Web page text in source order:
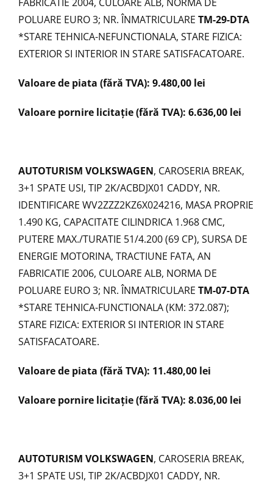
POLUARE EURO 3; NR. ÎNMATRICULARE TM-29-DTA
*STARE TEHNICA-NEFUNCTIONALA, STARE FIZICA:
EXTERIOR SI INTERIOR IN STARE SATISFACATOARE.
Valoare de piata (fără TVA): 9.480,00 lei
Valoare pornire licitație (fără TVA): 6.636,00 lei
AUTOTURISM VOLKSWAGEN, CAROSERIA BREAK,
3+1 SPATE USI, TIP 2K/ACBDJX01 CADDY, NR.
IDENTIFICARE WV2ZZZ2KZ6X024216, MASA PROPRIE
1.490 KG, CAPACITATE CILINDRICA 1.968 CMC,
PUTERE MAX./TURATIE 51/4.200 (69 CP), SURSA DE
ENERGIE MOTORINA, TRACTIUNE FATA, AN
FABRICATIE 2006, CULOARE ALB, NORMA DE
POLUARE EURO 3; NR. ÎNMATRICULARE TM-07-DTA
*STARE TEHNICA-FUNCTIONALA (KM: 372.087);
STARE FIZICA: EXTERIOR SI INTERIOR IN STARE
SATISFACATOARE.
Valoare de piata (fără TVA): 11.480,00 lei
Valoare pornire licitație (fără TVA): 8.036,00 lei
AUTOTURISM VOLKSWAGEN, CAROSERIA BREAK,
3+1 SPATE USI, TIP 2K/ACBDJX01 CADDY, NR.